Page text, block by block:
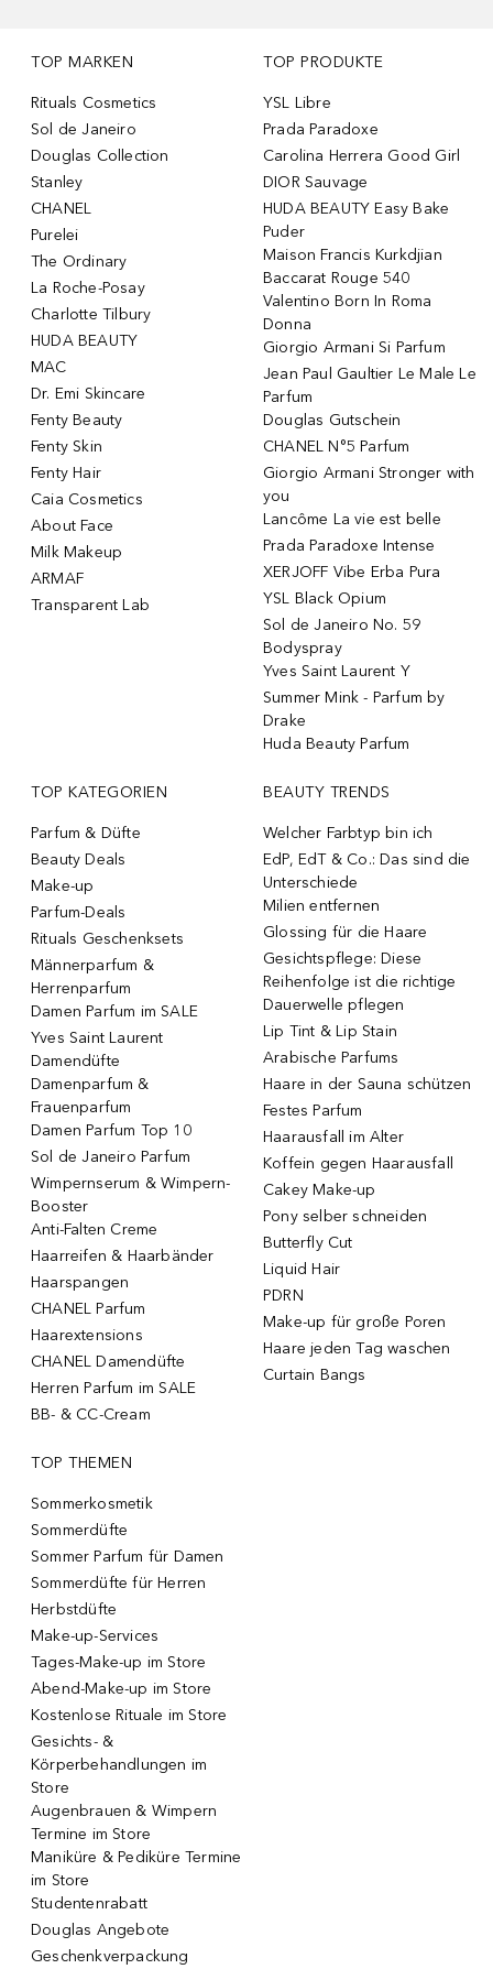
TOP MARKEN
Rituals Cosmetics
Sol de Janeiro
Douglas Collection
Stanley
CHANEL
Purelei
The Ordinary
La Roche-Posay
Charlotte Tilbury
HUDA BEAUTY
MAC
Dr. Emi Skincare
Fenty Beauty
Fenty Skin
Fenty Hair
Caia Cosmetics
About Face
Milk Makeup
ARMAF
Transparent Lab
TOP PRODUKTE
YSL Libre
Prada Paradoxe
Carolina Herrera Good Girl
DIOR Sauvage
HUDA BEAUTY Easy Bake
Puder
Maison Francis Kurkdjian
Baccarat Rouge 540
Valentino Born In Roma
Donna
Giorgio Armani Si Parfum
Jean Paul Gaultier Le Male Le
Parfum
Douglas Gutschein
CHANEL N°5 Parfum
Giorgio Armani Stronger with
you
Lancôme La vie est belle
Prada Paradoxe Intense
XERJOFF Vibe Erba Pura
YSL Black Opium
Sol de Janeiro No. 59
Bodyspray
Yves Saint Laurent Y
Summer Mink - Parfum by
Drake
Huda Beauty Parfum
TOP KATEGORIEN
Parfum & Düfte
Beauty Deals
Make-up
Parfum-Deals
Rituals Geschenksets
Männerparfum &
Herrenparfum
Damen Parfum im SALE
Yves Saint Laurent
Damendüfte
Damenparfum &
Frauenparfum
Damen Parfum Top 10
Sol de Janeiro Parfum
Wimpernserum & Wimpern-
Booster
Anti-Falten Creme
Haarreifen & Haarbänder
Haarspangen
CHANEL Parfum
Haarextensions
CHANEL Damendüfte
Herren Parfum im SALE
BB- & CC-Cream
BEAUTY TRENDS
Welcher Farbtyp bin ich
EdP, EdT & Co.: Das sind die
Unterschiede
Milien entfernen
Glossing für die Haare
Gesichtspflege: Diese
Reihenfolge ist die richtige
Dauerwelle pflegen
Lip Tint & Lip Stain
Arabische Parfums
Haare in der Sauna schützen
Festes Parfum
Haarausfall im Alter
Koffein gegen Haarausfall
Cakey Make-up
Pony selber schneiden
Butterfly Cut
Liquid Hair
PDRN
Make-up für große Poren
Haare jeden Tag waschen
Curtain Bangs
TOP THEMEN
Sommerkosmetik
Sommerdüfte
Sommer Parfum für Damen
Sommerdüfte für Herren
Herbstdüfte
Make-up-Services
Tages-Make-up im Store
Abend-Make-up im Store
Kostenlose Rituale im Store
Gesichts- &
Körperbehandlungen im
Store
Augenbrauen & Wimpern
Termine im Store
Maniküre & Pediküre Termine
im Store
Studentenrabatt
Douglas Angebote
Geschenkverpackung